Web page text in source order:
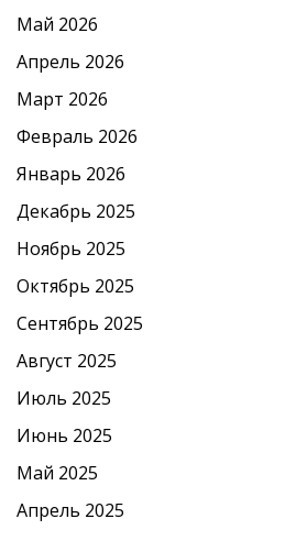
Май 2026
Апрель 2026
Март 2026
Февраль 2026
Январь 2026
Декабрь 2025
Ноябрь 2025
Октябрь 2025
Сентябрь 2025
Август 2025
Июль 2025
Июнь 2025
Май 2025
Апрель 2025